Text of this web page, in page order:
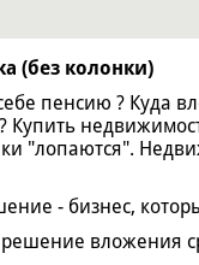
(без колонки)
пенсию ? Куда
Купить
"лопаются".
- бизнес,
вложения